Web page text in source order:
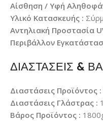
Αίσθηση / Υφή
Υλικό Κατασκευής :
Αντηλιακή Προστασία
Περιβάλλον
ΔΙΑΣΤΑΣΕΙΣ &
Διαστάσεις Προϊόντος :
Διαστάσεις Γλάστρας :
Βάρος Προϊόντος :